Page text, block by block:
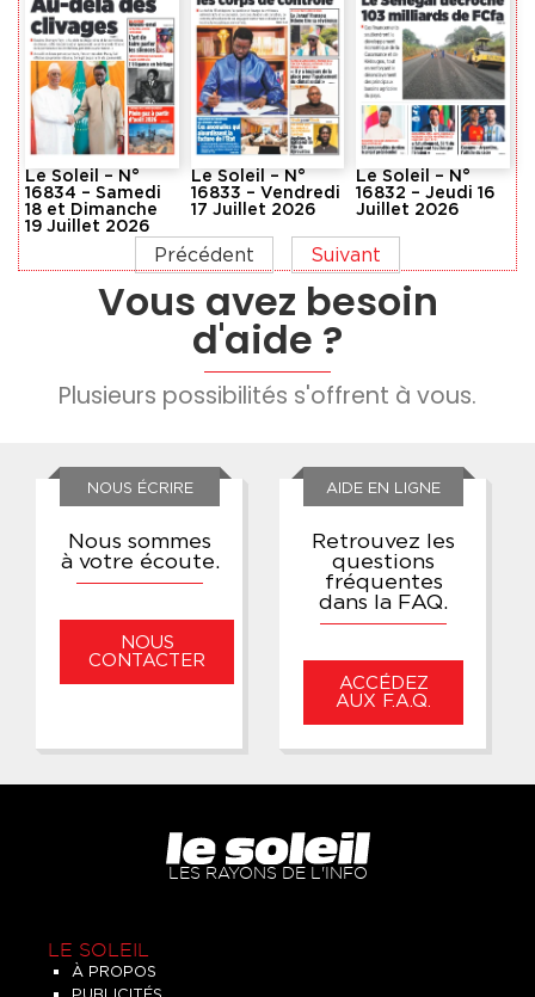
Le Soleil – N°
16834 – Samedi
18 et Dimanche
19 Juillet 2026
Le Soleil – N°
16833 – Vendredi
17 Juillet 2026
Le Soleil – N°
16832 – Jeudi 16
Juillet 2026
Précédent Suivant
Vous avez besoin
d'aide ?
Plusieurs possibilités s'offrent à vous.
NOUS ÉCRIRE
Nous sommes
à votre écoute.
NOUS
CONTACTER
AIDE EN LIGNE
Retrouvez les
questions
fréquentes
dans la FAQ.
ACCÉDEZ
AUX F.A.Q.
LES RAYONS DE L'INFO
LE SOLEIL
À PROPOS